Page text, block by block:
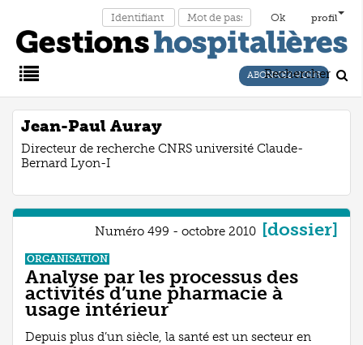
profil
Main
Menu
ABONNEZ-VOUS
Rechercher
Jean-Paul Auray
Directeur de recherche CNRS université Claude-
Bernard Lyon-I
Numéro 499 - octobre 2010 [dossier]
ORGANISATION
Analyse par les processus des
activités d’une pharmacie à
usage intérieur
Depuis plus d’un siècle, la santé est un secteur en